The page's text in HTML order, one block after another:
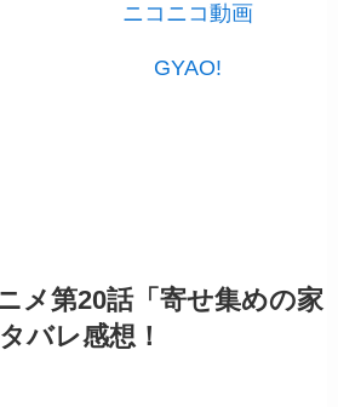
ニコニコ動画
GYAO!
メ第20話「寄せ集めの家
バレ感想！